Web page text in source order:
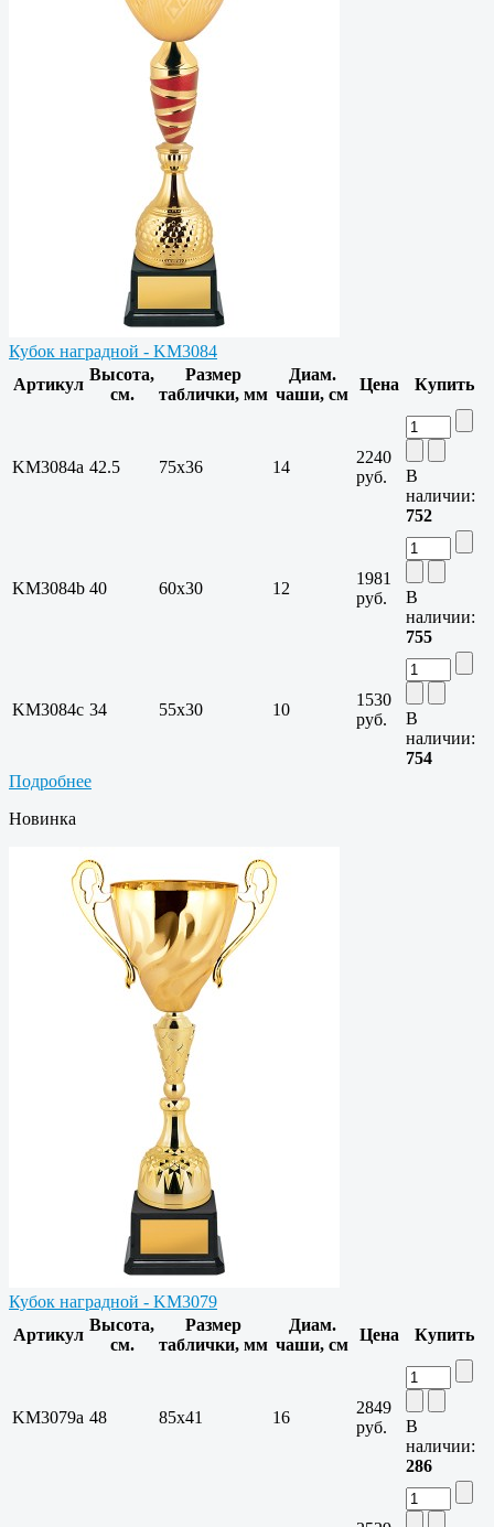
Кубок наградной - KM3084
Артикул
Высота,
см.
Размер
таблички, мм
Диам.
чаши, см
Цена Купить
KM3084a 42.5 75х36 14
2240
руб.
В
наличии:
752
KM3084b 40 60х30 12
1981
руб.
В
наличии:
755
KM3084c 34 55х30 10
1530
руб.
В
наличии:
754
Подробнее
Новинка
Кубок наградной - KM3079
Артикул
Высота,
см.
Размер
таблички, мм
Диам.
чаши, см
Цена Купить
KM3079a 48 85х41 16
2849
руб.
В
наличии:
286